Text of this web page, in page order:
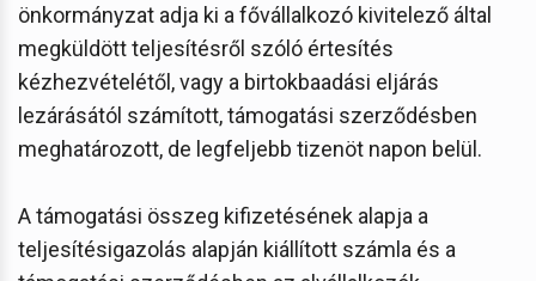
önkormányzat adja ki a fővállalkozó kivitelező által
megküldött teljesítésről szóló értesítés
kézhezvételétől, vagy a birtokbaadási eljárás
lezárásától számított, támogatási szerződésben
meghatározott, de legfeljebb tizenöt napon belül.
A támogatási összeg kifizetésének alapja a
teljesítésigazolás alapján kiállított számla és a